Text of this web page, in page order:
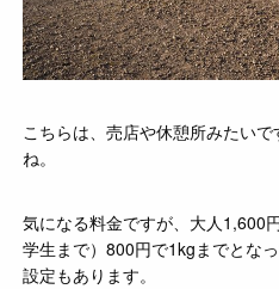
こちらは、売店や休憩所みたい
ね。
気になる料金ですが、大人1,600
学生まで）800円で1kgまでとな
設定もあります。